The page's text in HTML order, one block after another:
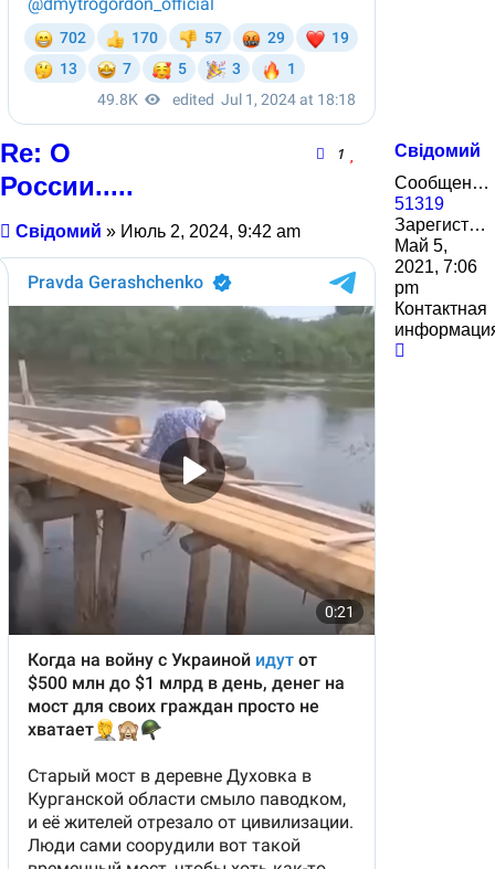
Свідомий
Сообщения:
51319
Зарегистрирован:
Май 5,
2021, 7:06
pm
Контактная
Re: О
России.....
1
Сообщение
Свідомий » Июль 2, 2024, 9:42 am